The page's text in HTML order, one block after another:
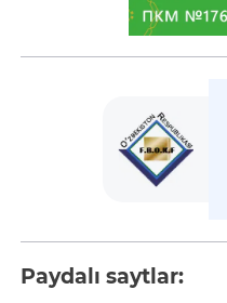
Paydalı saytlar: